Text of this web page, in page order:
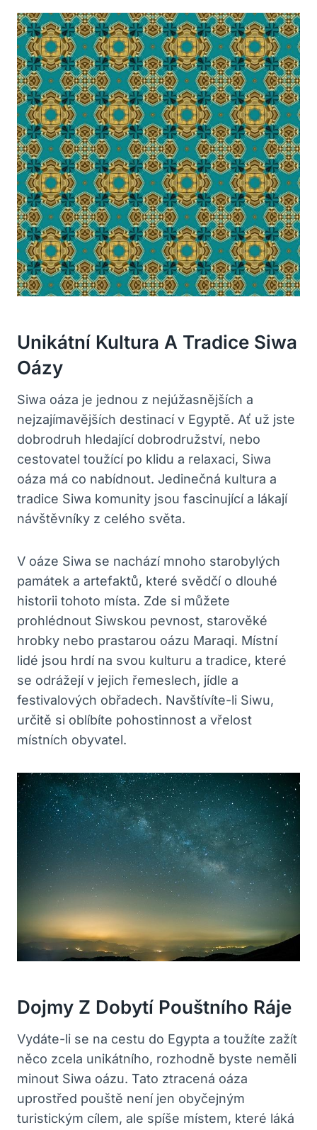
Unikátní Kultura A Tradice Siwa
Oázy
Siwa oáza je jednou z nejúžasnějších a
nejzajímavějších destinací v Egyptě. Ať už jste
dobrodruh hledající dobrodružství, nebo
cestovatel toužící po klidu a relaxaci, Siwa
oáza má co nabídnout. Jedinečná kultura a
tradice Siwa komunity jsou fascinující a lákají
návštěvníky z celého světa.
V oáze Siwa se nachází mnoho starobylých
památek a artefaktů, které svědčí o dlouhé
historii tohoto místa. Zde si můžete
prohlédnout Siwskou pevnost, starověké
hrobky nebo prastarou oázu Maraqi. Místní
lidé jsou hrdí na svou kulturu a tradice, které
se odrážejí v jejich řemeslech, jídle a
festivalových obřadech. Navštívíte-li Siwu,
určitě si oblíbíte pohostinnost a vřelost
místních obyvatel.
Dojmy Z Dobytí Pouštního Ráje
Vydáte-li se na cestu do Egypta a toužíte zažít
něco zcela unikátního, rozhodně byste neměli
minout Siwa oázu. Tato ztracená oáza
uprostřed pouště není jen obyčejným
turistickým cílem, ale spíše místem, které láká